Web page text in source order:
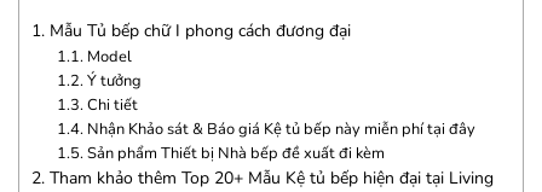
1. Mẫu Tủ bếp chữ I phong cách đương đại
1.1. Model
1.2. Ý tưởng
1.3. Chi tiết
1.4. Nhận Khảo sát & Báo giá Kệ tủ bếp này miễn phí tại đây
1.5. Sản phẩm Thiết bị Nhà bếp đề xuất đi kèm
2. Tham khảo thêm Top 20+ Mẫu Kệ tủ bếp hiện đại tại Living